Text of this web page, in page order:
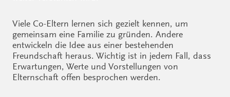
Viele Co-Eltern lernen sich gezielt kennen, um
gemeinsam eine Familie zu gründen. Andere
entwickeln die Idee aus einer bestehenden
Freundschaft heraus. Wichtig ist in jedem Fall, dass
Erwartungen, Werte und Vorstellungen von
Elternschaft offen besprochen werden.